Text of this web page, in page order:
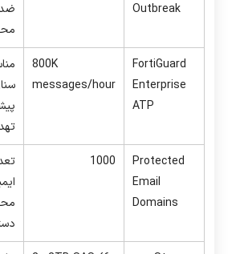
Outbreak
FortiGuard
Enterprise
ATP
800K
messages/hour
Protected
Email
Domains
1000